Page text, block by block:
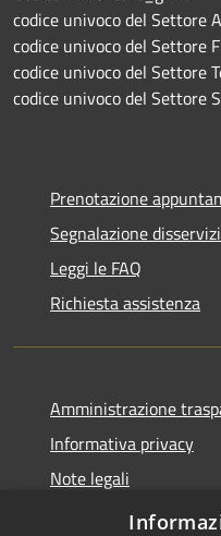
codice univoco del Settore
codice univoco del Settore
codice univoco del Settore
codice univoco del Settore
Prenotazione
Segnalazione
Leggi le FAQ
Richiesta assistenza
Amministrazione
Informativa privacy
Note legali
Dichiarazione di